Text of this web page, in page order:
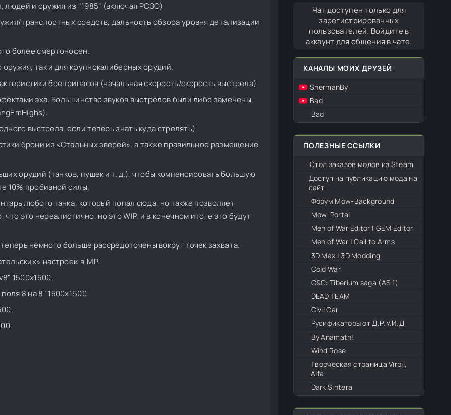
людей и оружия из "1985" (включая РСЗО)
транспортных средств, дальность обзора уровня детализации
более смертоносен.
так и для крупнокалиберных орудий.
боеприпасов (начальная скорость/скорость выстрела)
эха. Большинство звуков выстрелов были либо заменены,
выстрела, если теперь знать куда стрелять)
брони из «Стальных зверей», а также правильное размещение
орудий (танков, пушек и т. д.), чтобы компенсировать большую
10% пробивной силы.
любого танка, который попал сюда, но также позволяет
это нереалистично, но это WIP, и в конечном итоге это будут
немного больше рассредоточены вокруг точек захвата.
настроек в MP.
1500x1500.
8 на 8" 1500x1500.
Чат доступен только для
зарегистрированных
пользователей. Войдите в
аккаунт для общения в чате.
КАНАЛЫ МОИХ ДРУЗЕЙ
ShermanBy
Bad
Bad
ПОЛЕЗНЫЕ ССЫЛКИ
Стол заказов модов из Steam
Доступ на публикацию мода на
сайт
Форум Mow-Background
Mow-Portal
Men of War Editor | GEM Editor
Men of War | Call to Arms
3D Max | 3D Modding
Cold War
С&С: Tiberium saga (AS 1)
DEAD TEAM
Civil Car
Русификаторы от Д.Р.У.И.Д
By Anamath!
Wind Rose
Творческая страница Virpil,
Alfa
Dark Sintera